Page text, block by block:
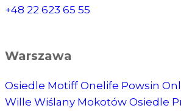
+48 22 623 65 55
Warszawa
Osiedle MotiffOnelife Powsin
Wille Wiślany Mokotów Osiedle